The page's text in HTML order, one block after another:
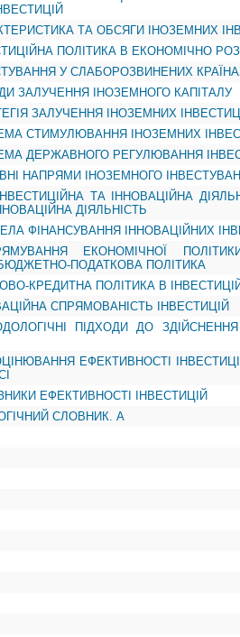
ТА ОБСЯГИ ІНОЗЕМНИХ
ПОЛІТИКА В ЕКОНОМІЧНО
У СЛАБОРОЗВИНЕНИХ
ЗАЛУЧЕННЯ ІНОЗЕМНОГО КАПІТАЛУ
ЗАЛУЧЕННЯ ІНОЗЕМНИХ
СТИМУЛЮВАННЯ ІНОЗЕМНИХ
ДЕРЖАВНОГО РЕГУЛЮВАННЯ
НАПРЯМИ ІНОЗЕМНОГО
ТА ІННОВАЦІЙНА
ДІЯЛЬНІСТЬ
ФІНАНСУВАННЯ ІННОВАЦІЙНИХ
ЕКОНОМІЧНОЇ
ПОДАТКОВА ПОЛІТИКА
КРЕДИТНА ПОЛІТИКА В
СПРЯМОВАНІСТЬ ІНВЕСТИЦІЙ
ПІДХОДИ ДО
ОЦІНЮВАННЯ ЕФЕКТИВНОСТІ
ЕФЕКТИВНОСТІ ІНВЕСТИЦІЙ
СЛОВНИК. А